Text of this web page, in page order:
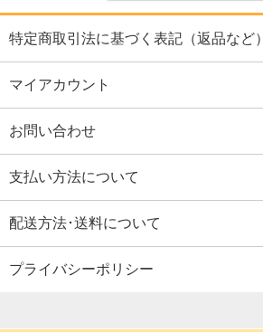
特定商取引法に基づく表記（返品など）
マイアカウント
お問い合わせ
支払い方法について
配送方法･送料について
プライバシーポリシー